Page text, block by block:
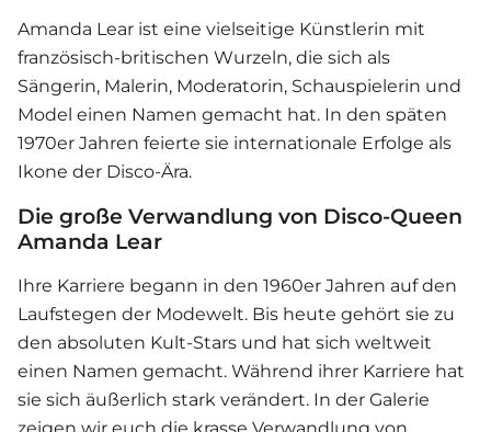
Amanda Lear ist eine vielseitige Künstlerin mit
französisch-britischen Wurzeln, die sich als
Sängerin, Malerin, Moderatorin, Schauspielerin und
Model einen Namen gemacht hat. In den späten
1970er Jahren feierte sie internationale Erfolge als
Ikone der Disco-Ära.
Die große Verwandlung von Disco-Queen
Amanda Lear
Ihre Karriere begann in den 1960er Jahren auf den
Laufstegen der Modewelt. Bis heute gehört sie zu
den absoluten Kult-Stars und hat sich weltweit
einen Namen gemacht. Während ihrer Karriere hat
sie sich äußerlich stark verändert. In der Galerie